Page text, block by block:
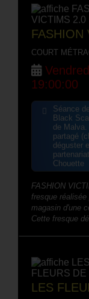
FASHION
COURT
19:00:00
Séance
Black
de
partagé
déguster
Chouette
FASHION
fresque
magasin d'une
Cette fresque
LES